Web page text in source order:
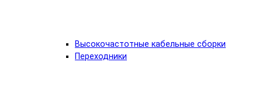
Высокочастотные кабельные сборки
Переходники